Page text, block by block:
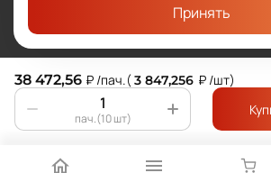
38 472,56 ₽ /пач.(3 847,256 ₽ /шт)
пач.(10 шт)
Принять